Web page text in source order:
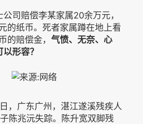
司赔偿李某家属20余万元，
的纸币。死者家属蹲在地上看
的赔偿金， 气愤、无奈、心
形容？
，广东广州，湛江遂溪残疾人
陈兆沅失踪。陈升宽双脚残